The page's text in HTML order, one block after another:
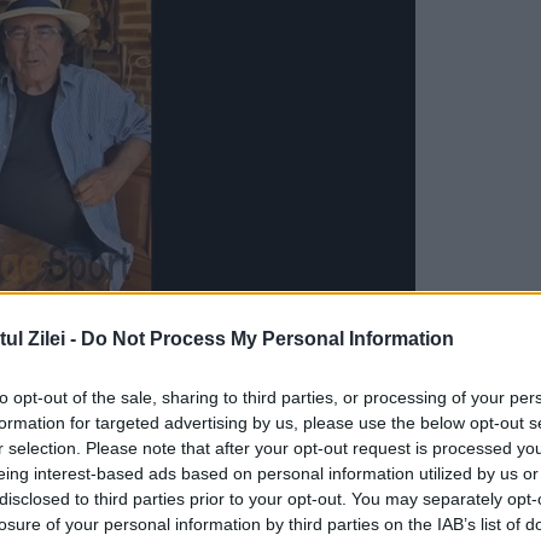
Zilei - Do Not Process My Personal Information
opt-out of the sale, sharing to third parties, or processing of your
for targeted advertising by us, please use the below opt-out
selection. Please note that after your opt-out request is processed
interest-based ads based on personal information utilized by us
to third parties prior to your opt-out. You may separately
of your personal information by third parties on the IAB’s list of
Ce credeti ca s-a intamplat prin 2015, in
cu dosarele penale?
(auzim ca Iorga Moraru nu e straina de
Buzaianu, magnatul care s-a aflat in
(care le vindea energie
in timp ce desteptii faceau cam 3